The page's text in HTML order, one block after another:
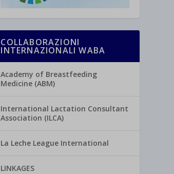
COLLABORAZIONI
INTERNAZIONALI WABA
Academy of Breastfeeding
Medicine (ABM)
International Lactation Consultant
Association (ILCA)
La Leche League International
LINKAGES